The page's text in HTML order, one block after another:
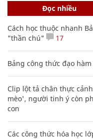
Đọc nhiều
Cách học thuộc nhanh
"thần chú"
17
Bảng công thức đạo
Clip lột tả chân thực
mèo', người tinh ý còn
con
Các công thức hóa học